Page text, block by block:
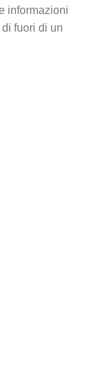
informazioni
fuori di un